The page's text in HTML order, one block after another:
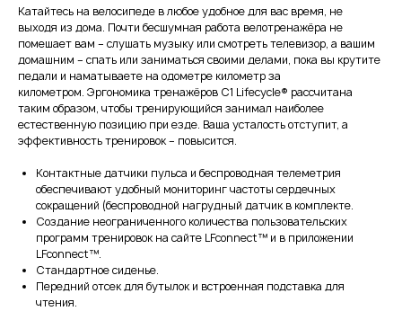
Катайтесь на велосипеде в любое удобное для вас время, не
выходя из дома. Почти бесшумная работа велотренажёра не
помешает вам – слушать музыку или смотреть телевизор, а вашим
домашним – спать или заниматься своими делами, пока вы крутите
педали и наматываете на одометре километр за
километром. Эргономика тренажёров С1 Lifecycle® рассчитана
таким образом, чтобы тренирующийся занимал наиболее
естественную позицию при езде. Ваша усталость отступит, а
эффективность тренировок – повысится.
Контактные датчики пульса и беспроводная телеметрия
обеспечивают удобный мониторинг частоты сердечных
сокращений (беспроводной нагрудный датчик в комплекте.
Создание неограниченного количества пользовательских
программ тренировок на сайте LFconnect™ и в приложении
LFconnect™.
Стандартное сиденье.
Передний отсек для бутылок и встроенная подставка для
чтения.